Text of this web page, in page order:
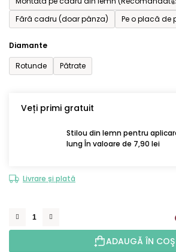
Fără cadru (doar pânza)
Pe o placă de
Diamante
Rotunde
Pătrate
Veți primi gratuit
Stilou din lemn pentru
lung În valoare de 7,90 lei
Livrare și plată
ADAUGĂ ÎN COŞ